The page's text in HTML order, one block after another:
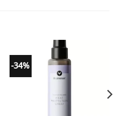
-34%